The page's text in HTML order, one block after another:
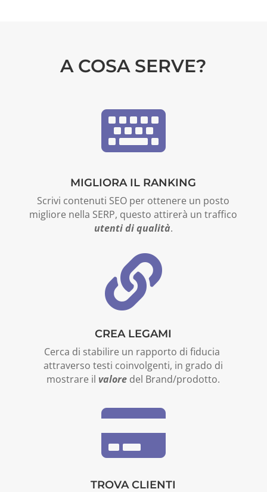
A COSA SERVE?

MIGLIORA IL RANKING
Scrivi contenuti SEO per ottenere un posto
migliore nella SERP, questo attirerà un traffico
utenti di qualità.

CREA LEGAMI
Cerca di stabilire un rapporto di fiducia
attraverso testi coinvolgenti, in grado di
mostrare il valore del Brand/prodotto.

TROVA CLIENTI